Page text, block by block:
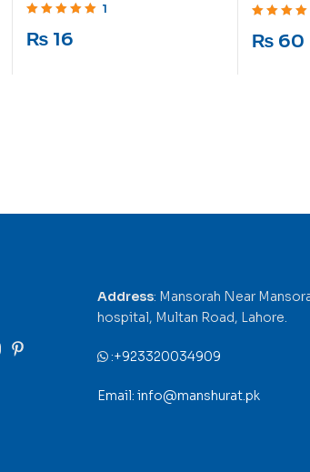
1
₨ 16 ₨ 60
Address: Mansorah Near
hospital, Multan Road, Lahore.
:+923320034909
Email: info@manshurat.pk